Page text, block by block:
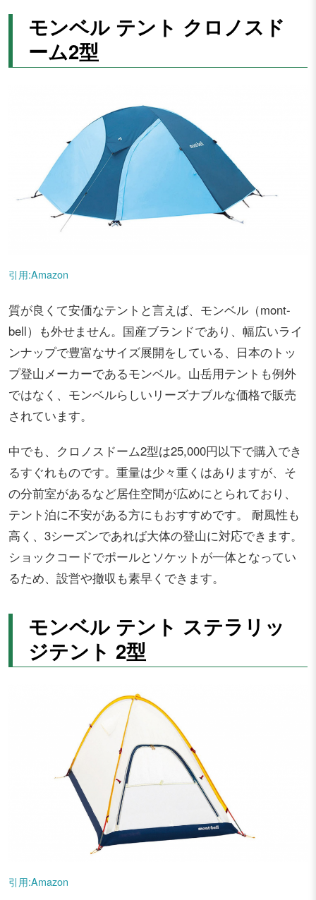
モンベル テント クロノスド
ーム2型
引用:Amazon
質が良くて安価なテントと言えば、モンベル（mont-
bell）も外せません。国産ブランドであり、幅広いライ
ンナップで豊富なサイズ展開をしている、日本のトッ
プ登山メーカーであるモンベル。山岳用テントも例外
ではなく、モンベルらしいリーズナブルな価格で販売
されています。
中でも、クロノスドーム2型は25,000円以下で購入でき
るすぐれものです。重量は少々重くはありますが、そ
の分前室があるなど居住空間が広めにとられており、
テント泊に不安がある方にもおすすめです。 耐風性も
高く、3シーズンであれば大体の登山に対応できます。
ショックコードでポールとソケットが一体となってい
るため、設営や撤収も素早くできます。
モンベル テント ステラリッ
ジテント 2型
引用:Amazon